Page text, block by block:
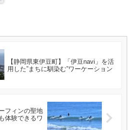
【静岡県東伊豆町】「伊豆navi」を活
用した”まちに馴染む”ワーケーション
フィンの聖地
体験できるワ